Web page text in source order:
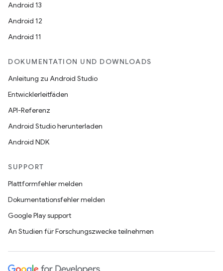
Android 13
Android 12
Android 11
DOKUMENTATION UND DOWNLOADS
Anleitung zu Android Studio
Entwicklerleitfäden
API-Referenz
Android Studio herunterladen
Android NDK
SUPPORT
Plattformfehler melden
Dokumentationsfehler melden
Google Play support
An Studien für Forschungszwecke teilnehmen